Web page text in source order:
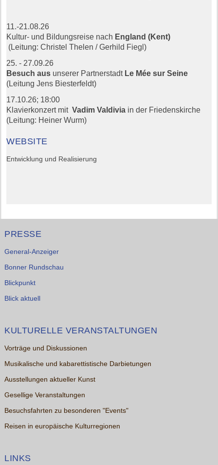
11.-21.08.26
Kultur- und Bildungsreise nach England (Kent)
(Leitung: Christel Thelen / Gerhild Fiegl)
25. - 27.09.26
Besuch aus unserer Partnerstadt Le Mée sur Seine
(Leitung Jens Biesterfeldt)
17.10.26; 18:00
Klavierkonzert mitVadim Valdivia in der Friedenskirche
(Leitung: Heiner Wurm)
WEBSITE
Entwicklung und Realisierung
PRESSE
General-Anzeiger
Bonner Rundschau
Blickpunkt
Blick aktuell
KULTURELLE VERANSTALTUNGEN
Vorträge und Diskussionen
Musikalische und kabarettistische Darbietungen
Ausstellungen aktueller Kunst
Gesellige Veranstaltungen
Besuchsfahrten zu besonderen "Events"
Reisen in europäische Kulturregionen
LINKS